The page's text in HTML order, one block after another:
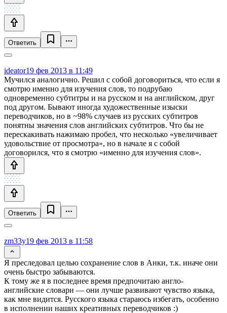
Ответить
ideator19 фев 2013 в 11:49
Мучился аналогично. Решил с собой договориться, что если я
смотрю именно для изучения слов, то подрубаю
одновременно субтитры и на русском и на английском, друг
под другом. Бывают иногда художественные изыски
переводчиков, но в ~98% случаев из русских субтитров
понятны значения слов английских субтитров. Что бы не
перескакивать нажимаю пробел, что несколько «увеличивает
удовольствие от просмотра», но в начале я с собой
договорился, что я смотрю «именно для изучения слов».
Ответить
zm33y19 фев 2013 в 11:58
Я преследовал целью сохранение слов в Анки, т.к. иначе они
очень быстро забываются.
К тому же я в последнее время предпочитаю англо-
английские словари — они лучше развивают чувство языка,
как мне видится. Русского языка стараюсь избегать, особенно
в исполнении наших креативных переводчиков :)